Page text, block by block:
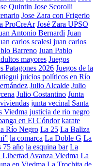
Quintin Jose Scorolli
Jose Zara con Frigerio
ProCreAr José Zara UPSO
Antonio Bernardi Juan
carlos scalesi juan carlos
Barreno Juan Pablo
mayores Juegos
Patagones 2026 Juegos de la
juicios políticos en Río
Julio Alcalde Julio
Julio Costantino Junta
junta vecinal Santa
Viedma justicia de rio negro
en El Cóndor karate
Río Negro La 25 La Baliza
la comarca La Doble G La
75 año la esquina bar La
Libertad Avanza Viedma La
en Viedma La Trochita de